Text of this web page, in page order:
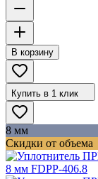
В корзину
Купить в 1 клик
8 мм
Скидки от объема